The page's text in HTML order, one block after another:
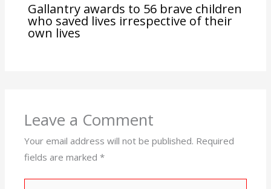
Gallantry awards to 56 brave children
who saved lives irrespective of their
own lives
Leave a Comment
Your email address will not be published. Required
fields are marked*